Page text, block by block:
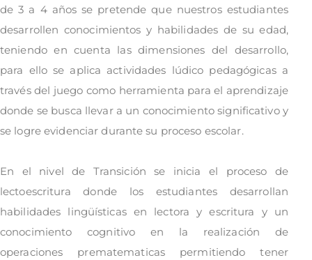
de 3 a 4 años se pretende que nuestros estudiantes
desarrollen conocimientos y habilidades de su edad,
teniendo en cuenta las dimensiones del desarrollo,
para ello se aplica actividades lúdico pedagógicas a
través del juego como herramienta para el aprendizaje
donde se busca llevar a un conocimiento significativo y
se logre evidenciar durante su proceso escolar.
En el nivel de Transición se inicia el proceso de
lectoescritura donde los estudiantes desarrollan
habilidades lingüísticas en lectora y escritura y un
conocimiento cognitivo en la realización de
operaciones prematematicas permitiendo tener